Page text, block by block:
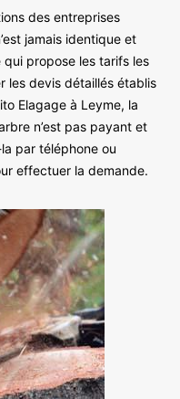
des entreprises
jamais identique et
propose les tarifs les
les devis détaillés établis
Elagage à Leyme, la
n’est pas payant et
par téléphone ou
effectuer la demande.